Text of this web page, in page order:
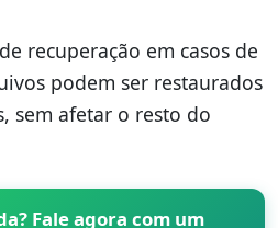
recuperação em casos de
podem ser restaurados
sem afetar o resto do
Fale agora com um